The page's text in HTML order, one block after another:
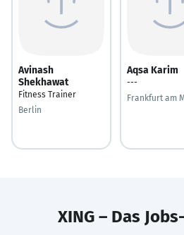
Avinash
Shekhawat
Fitness Trainer
Berlin
Aqsa Karim
---
Frankfurt am
XING – Das